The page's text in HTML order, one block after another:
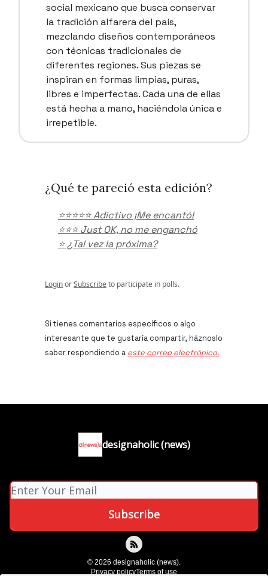
social mexicano que busca conservar
la tradición alfarera del país,
mezclando diseños contemporáneos
con técnicas tradicionales de
diferentes regiones. Sus piezas se
inspiran en formas limpias, puras,
libres e imperfectas. Cada una de ellas
está hecha a mano, haciéndola única e
irrepetible.
¿Qué te pareció esta edición?
⭐️⭐️⭐️⭐️⭐️ Adictivo ¡Me encantó!
⭐️⭐️⭐️ Just OK, no me enganchó
⭐️ ¿Tal vez la próxima?
LoginorSubscribeto participate in polls.
Si tienes comentarios específicos o algo
interesante que te gustaría compartir, háznoslo
saber respondiendo a este correo electrónico.
designaholic (news)
© 2026 designaholic (news).
Privacy policyTerms of use